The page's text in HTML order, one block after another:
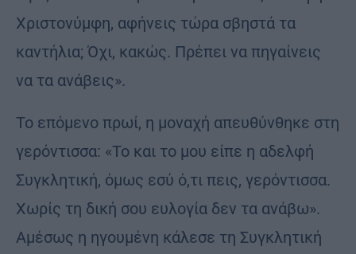
Χριστονύμφη, αφήνεις τώρα σβηστά τα
καντήλια; Όχι, κακώς. Πρέπει να πηγαίνεις
να τα ανάβεις».
Το επόμενο πρωί, η μοναχή απευθύνθηκε στη
γερόντισσα: «Το και το μου είπε η αδελφή
Συγκλητική, όμως εσύ ό,τι πεις, γερόντισσα.
Χωρίς τη δική σου ευλογία δεν τα ανάβω».
Αμέσως η ηγουμένη κάλεσε τη Συγκλητική